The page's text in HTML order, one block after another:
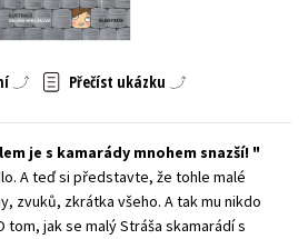
literatura
Všechny titulyPřečíst ukázku
je s kamarády mnohem snazší!
A teď si představte, že tohle malé
zvuků, zkrátka všeho. A tak mu nikdo
tom, jak se malý Stráša skamarádí s